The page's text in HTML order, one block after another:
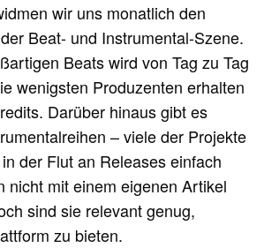
wir uns monatlich den
Beat- und Instrumental-Szene.
Beats wird von Tag zu Tag
wenigsten Produzenten erhalten
Darüber hinaus gibt es
– viele der Projekte
der Flut an Releases einfach
nicht mit einem eigenen Artikel
sind sie relevant genug,
zu bieten.